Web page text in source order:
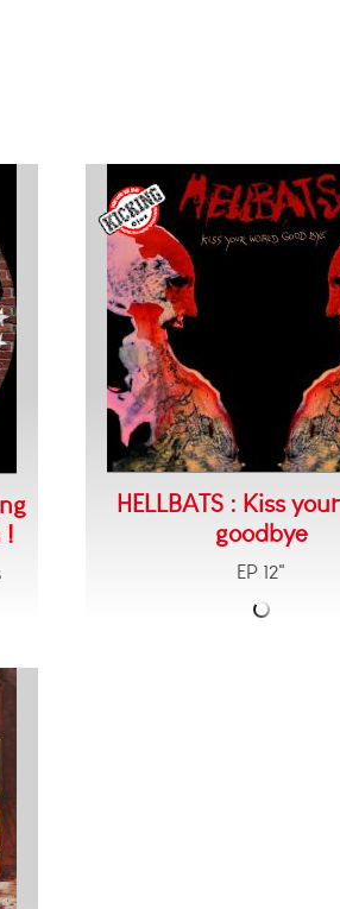
!
HELLBATS : Kiss
goodbye
EP 12"